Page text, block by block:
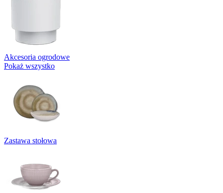
Akcesoria ogrodowe
Pokaż wszystko
Zastawa stołowa